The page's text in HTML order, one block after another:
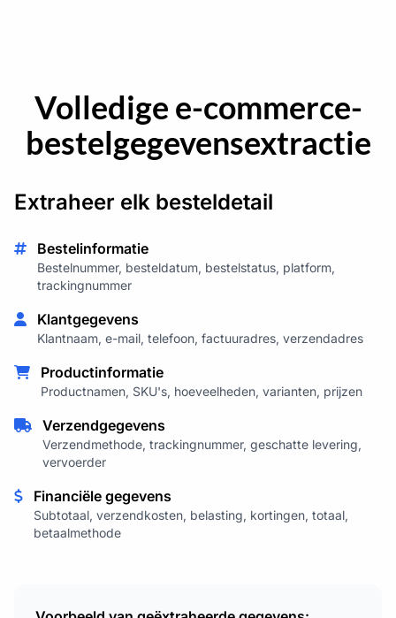
Volledige e-commerce-
bestelgegevensextractie
Extraheer elk besteldetail
Bestelinformatie
Bestelnummer, besteldatum, bestelstatus, platform,
trackingnummer
Klantgegevens
Klantnaam, e-mail, telefoon, factuuradres, verzendadres
Productinformatie
Productnamen, SKU's, hoeveelheden, varianten, prijzen
Verzendgegevens
Verzendmethode, trackingnummer, geschatte levering,
vervoerder
Financiële gegevens
Subtotaal, verzendkosten, belasting, kortingen, totaal,
betaalmethode